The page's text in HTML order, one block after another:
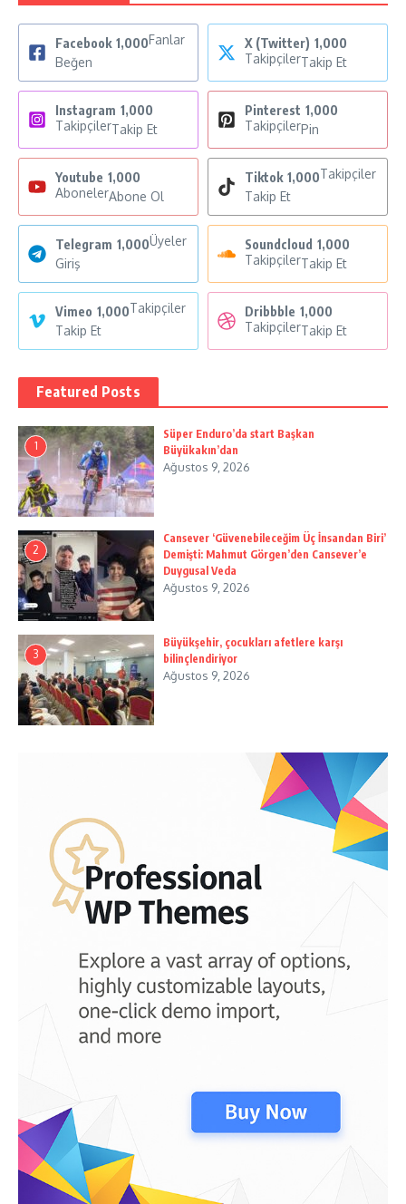
Facebook 1,000Fanlar
Beğen
X (Twitter) 1,000
TakipçilerTakip Et
Instagram 1,000
TakipçilerTakip Et
Pinterest 1,000
TakipçilerPin
Youtube 1,000
AbonelerAbone Ol
Tiktok 1,000Takipçiler
Takip Et
Telegram 1,000Üyeler
Giriş
Soundcloud 1,000
TakipçilerTakip Et
Vimeo 1,000Takipçiler
Takip Et
Dribbble 1,000
TakipçilerTakip Et
Featured Posts
1
Süper Enduro’da start Başkan
Büyükakın’dan
Ağustos 9, 2026
2
Cansever ‘Güvenebileceğim Üç İnsandan Biri’
Demişti: Mahmut Görgen’den Cansever’e
Duygusal Veda
Ağustos 9, 2026
3
Büyükşehir, çocukları afetlere karşı
bilinçlendiriyor
Ağustos 9, 2026